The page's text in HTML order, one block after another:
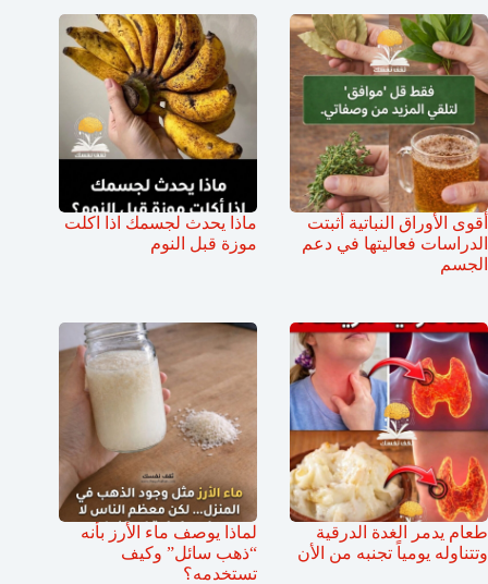
أقوى الأوراق النباتية أثبتت
الدراسات فعاليتها في دعم
الجسم
ماذا يحدث لجسمك اذا اكلت
موزة قبل النوم
طعام يدمر الغدة الدرقية
وتتناوله يومياً تجنبه من الأن
لماذا يوصف ماء الأرز بأنه
“ذهب سائل” وكيف
تستخدمه؟